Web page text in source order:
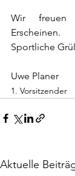
Wir freuen
Erscheinen.
Sportliche
Uwe Planer
1. Vorsitzender
Aktuelle